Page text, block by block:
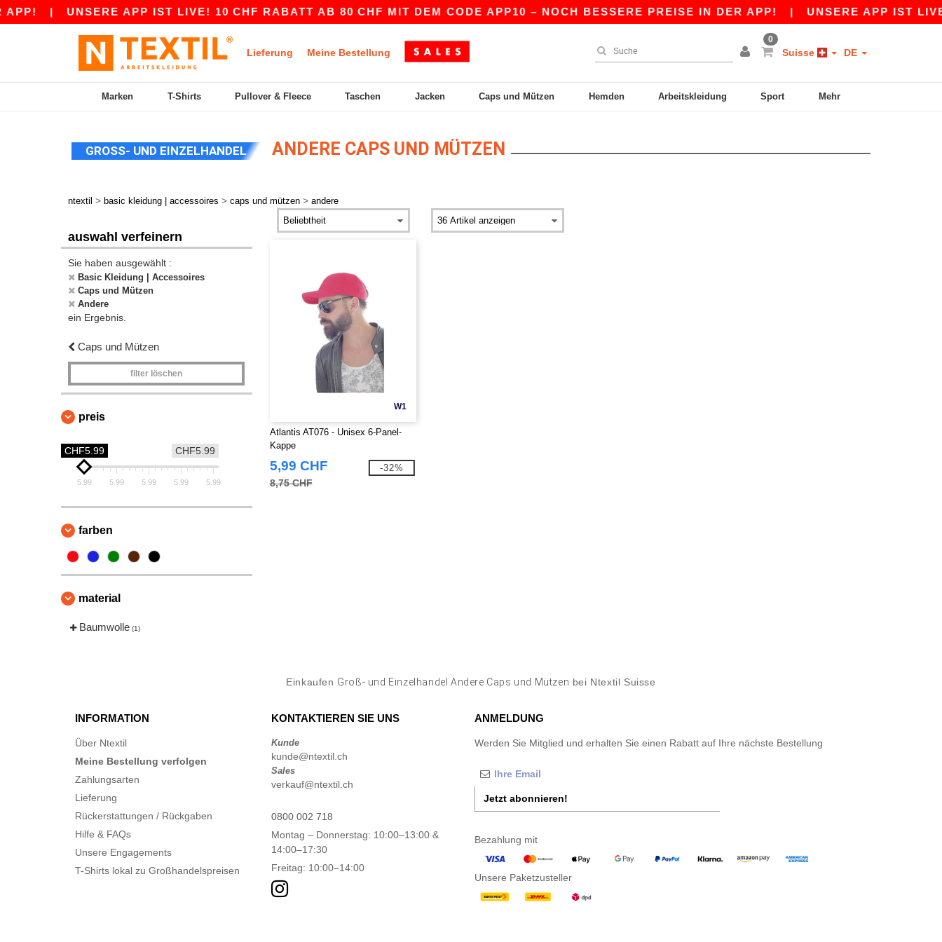
| UNSERE APP IST LIVE! 10 CHF RABATT AB 80 CHF MIT DEM CODE APP10 – NOCH BESSERE PREISE IN DER APP!| UNSERE APP IST
Lieferung Meine Bestellung
0
Suisse DE
Marken T-Shirts Pullover & Fleece Taschen Jacken Caps und Mützen Hemden Arbeitskleidung Sport Mehr
GROSS- UND EINZELHANDEL ANDERE CAPS UND MÜTZEN
ntextil > basic kleidung | accessoires > caps und mützen > andere
auswahl verfeinern
Sie haben ausgewählt :
Basic Kleidung | Accessoires
Caps und Mützen
Andere
ein Ergebnis.
Caps und Mützen
filter löschen
preis
CHF5.99
CHF5.99
5.99 5.99 5.99 5.99 5.99
farben
material
Baumwolle (1)
W1
Atlantis AT076 - Unisex 6-Panel-
Kappe
5,99 CHF
8,75 CHF
-32%
Einkaufen Groß- und Einzelhandel Andere Caps und Mützen bei Ntextil Suisse
INFORMATION
Über Ntextil
Meine Bestellung verfolgen
Zahlungsarten
Lieferung
Rückerstattungen / Rückgaben
Hilfe & FAQs
Unsere Engagements
T-Shirts lokal zu Großhandelspreisen
KONTAKTIEREN SIE UNS
Kunde
kunde@ntextil.ch
Sales
verkauf@ntextil.ch
0800 002 718
Montag – Donnerstag: 10:00–13:00 &
14:00–17:30
Freitag: 10:00–14:00
ANMELDUNG
Werden Sie Mitglied und erhalten Sie einen Rabatt auf Ihre nächste Bestellung
Jetzt abonnieren!
Bezahlung mit
Unsere Paketzusteller